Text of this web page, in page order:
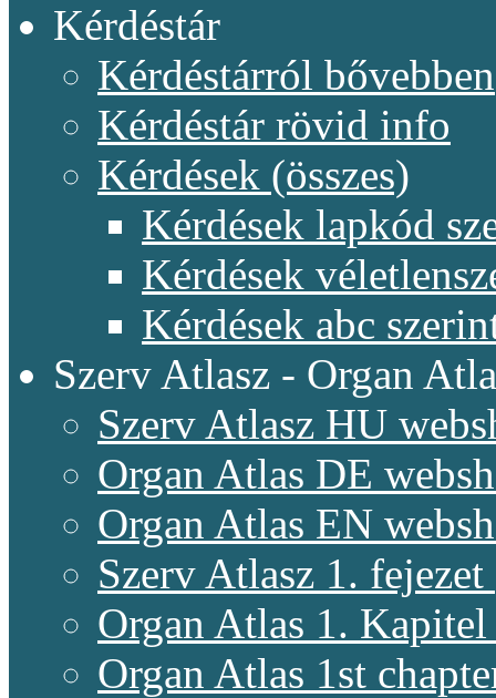
Kérdéstár
Kérdéstárról bővebben
Kérdéstár rövid info
Kérdések (összes)
Kérdések lapkód
Kérdések
Kérdések abc
Szerv Atlasz - Organ
Szerv Atlasz HU
Organ Atlas DE
Organ Atlas EN
Szerv Atlasz 1.
Organ Atlas 1.
Organ Atlas 1st